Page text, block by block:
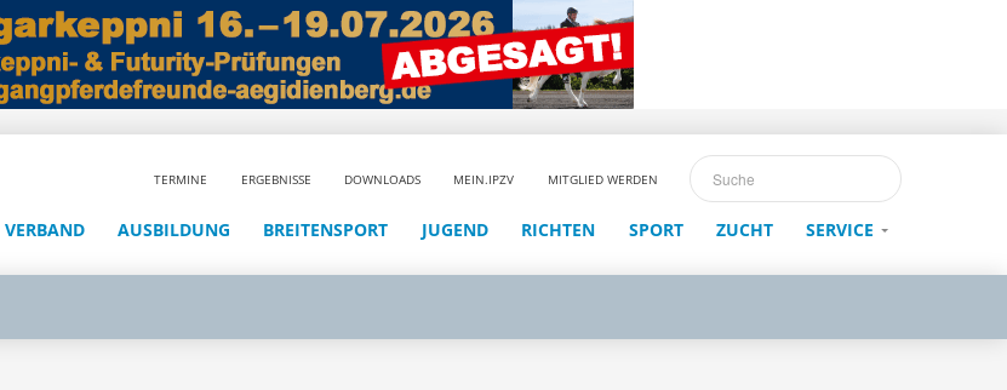
TERMINE ERGEBNISSE DOWNLOADS MEIN.IPZV MITGLIED WERDEN
VERBAND AUSBILDUNG BREITENSPORT JUGEND RICHTEN SPORT ZUCHT SERVICE